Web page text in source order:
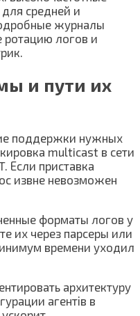
средней и
журналы
ротацию логов и
и пути их
поддержки нужных
multicast в сети
Если приставка
извне невозможен
форматы логов у
их через парсеры или
времени уходил
архитектуру
агентів в